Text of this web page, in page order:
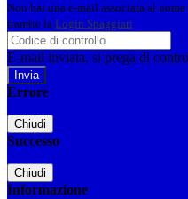
Non hai una e-mail associata al
tramite la Login Spaggiari
E-mail inviata, si prega di
Errore
Chiudi
Successo
Chiudi
Informazione